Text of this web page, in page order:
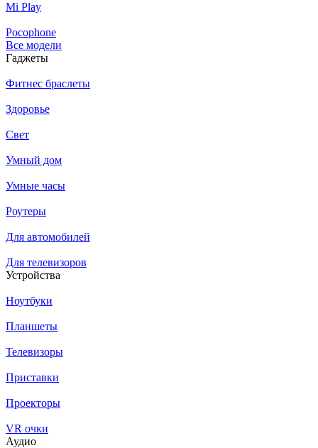
Mi Play
Pocophone
Все модели
Гаджеты
Фитнес браслеты
Здоровье
Свет
Умный дом
Умные часы
Роутеры
Для автомобилей
Для телевизоров
Устройства
Ноутбуки
Планшеты
Телевизоры
Приставки
Проекторы
VR очки
Аудио